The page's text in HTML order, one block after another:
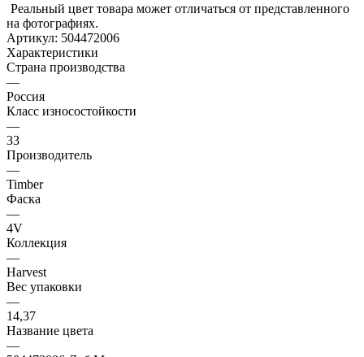
Реальный цвет товара может отличаться от представленного
на фотографиях.
Артикул: 504472006
Характеристики
Страна производства
—
Россия
Класс износостойкости
—
33
Производитель
—
Timber
Фаска
—
4V
Коллекция
—
Harvest
Вес упаковки
—
14,37
Название цвета
—